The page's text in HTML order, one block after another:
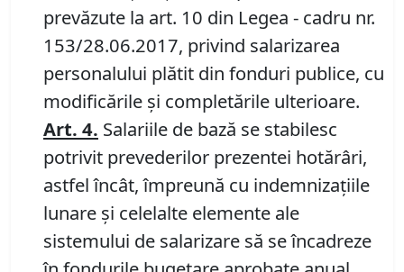
prevăzute la art. 10 din Legea - cadru nr.
153/28.06.2017, privind salarizarea
personalului plătit din fonduri publice, cu
modificările şi completările ulterioare.
Art. 4. Salariile de bază se stabilesc
potrivit prevederilor prezentei hotărâri,
astfel încât, împreună cu indemnizaţiile
lunare şi celelalte elemente ale
sistemului de salarizare să se încadreze